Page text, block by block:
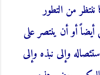
ننتظر من التطور
أيضاً أو أن ينتصر على
وإلى نبذه وإلى